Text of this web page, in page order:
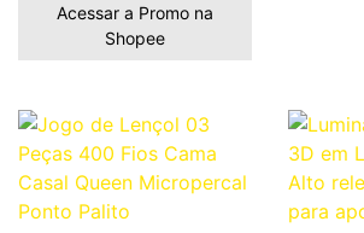
Acessar a Promo na
Shopee